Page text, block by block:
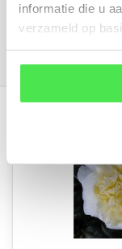
informatie die u
verzameld op
Recent